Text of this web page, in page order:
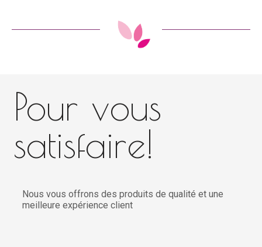
Pour vous
satisfaire!
Nous vous offrons des produits de qualité et une
meilleure expérience client